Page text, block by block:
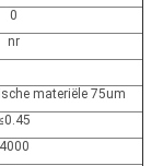
0
nr
materiële 75um
4000